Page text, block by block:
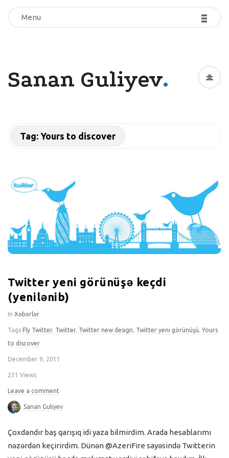
Menu -
-
-
Menu -
-
-
Sanan Guliyev.
Tag: Yours to discover
Twitter yeni görünüşə keçdi
(yenilənib)
In Xəbərlər
Tags Fly Twitter, Twitter, Twitter new design, Twitter yeni görünüşü, Yours
to discover
December 9, 2011
231 Views
Leave a comment
Sanan Guliyev
Çoxdandır baş qarışıq idi yaza bilmirdim. Arada hesablarımı
nəzərdən keçirirdim. Dünən @AzeriFire sayəsində Twitterin